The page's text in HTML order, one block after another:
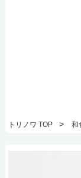
トリノワ TOP > 和